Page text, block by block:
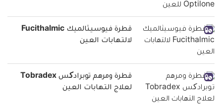
قطرة فيوسيثالميك Fucithalmic
لالتهابات العين
قطرة ومرهم توبرادکس Tobradex
لعلاج التهابات العين